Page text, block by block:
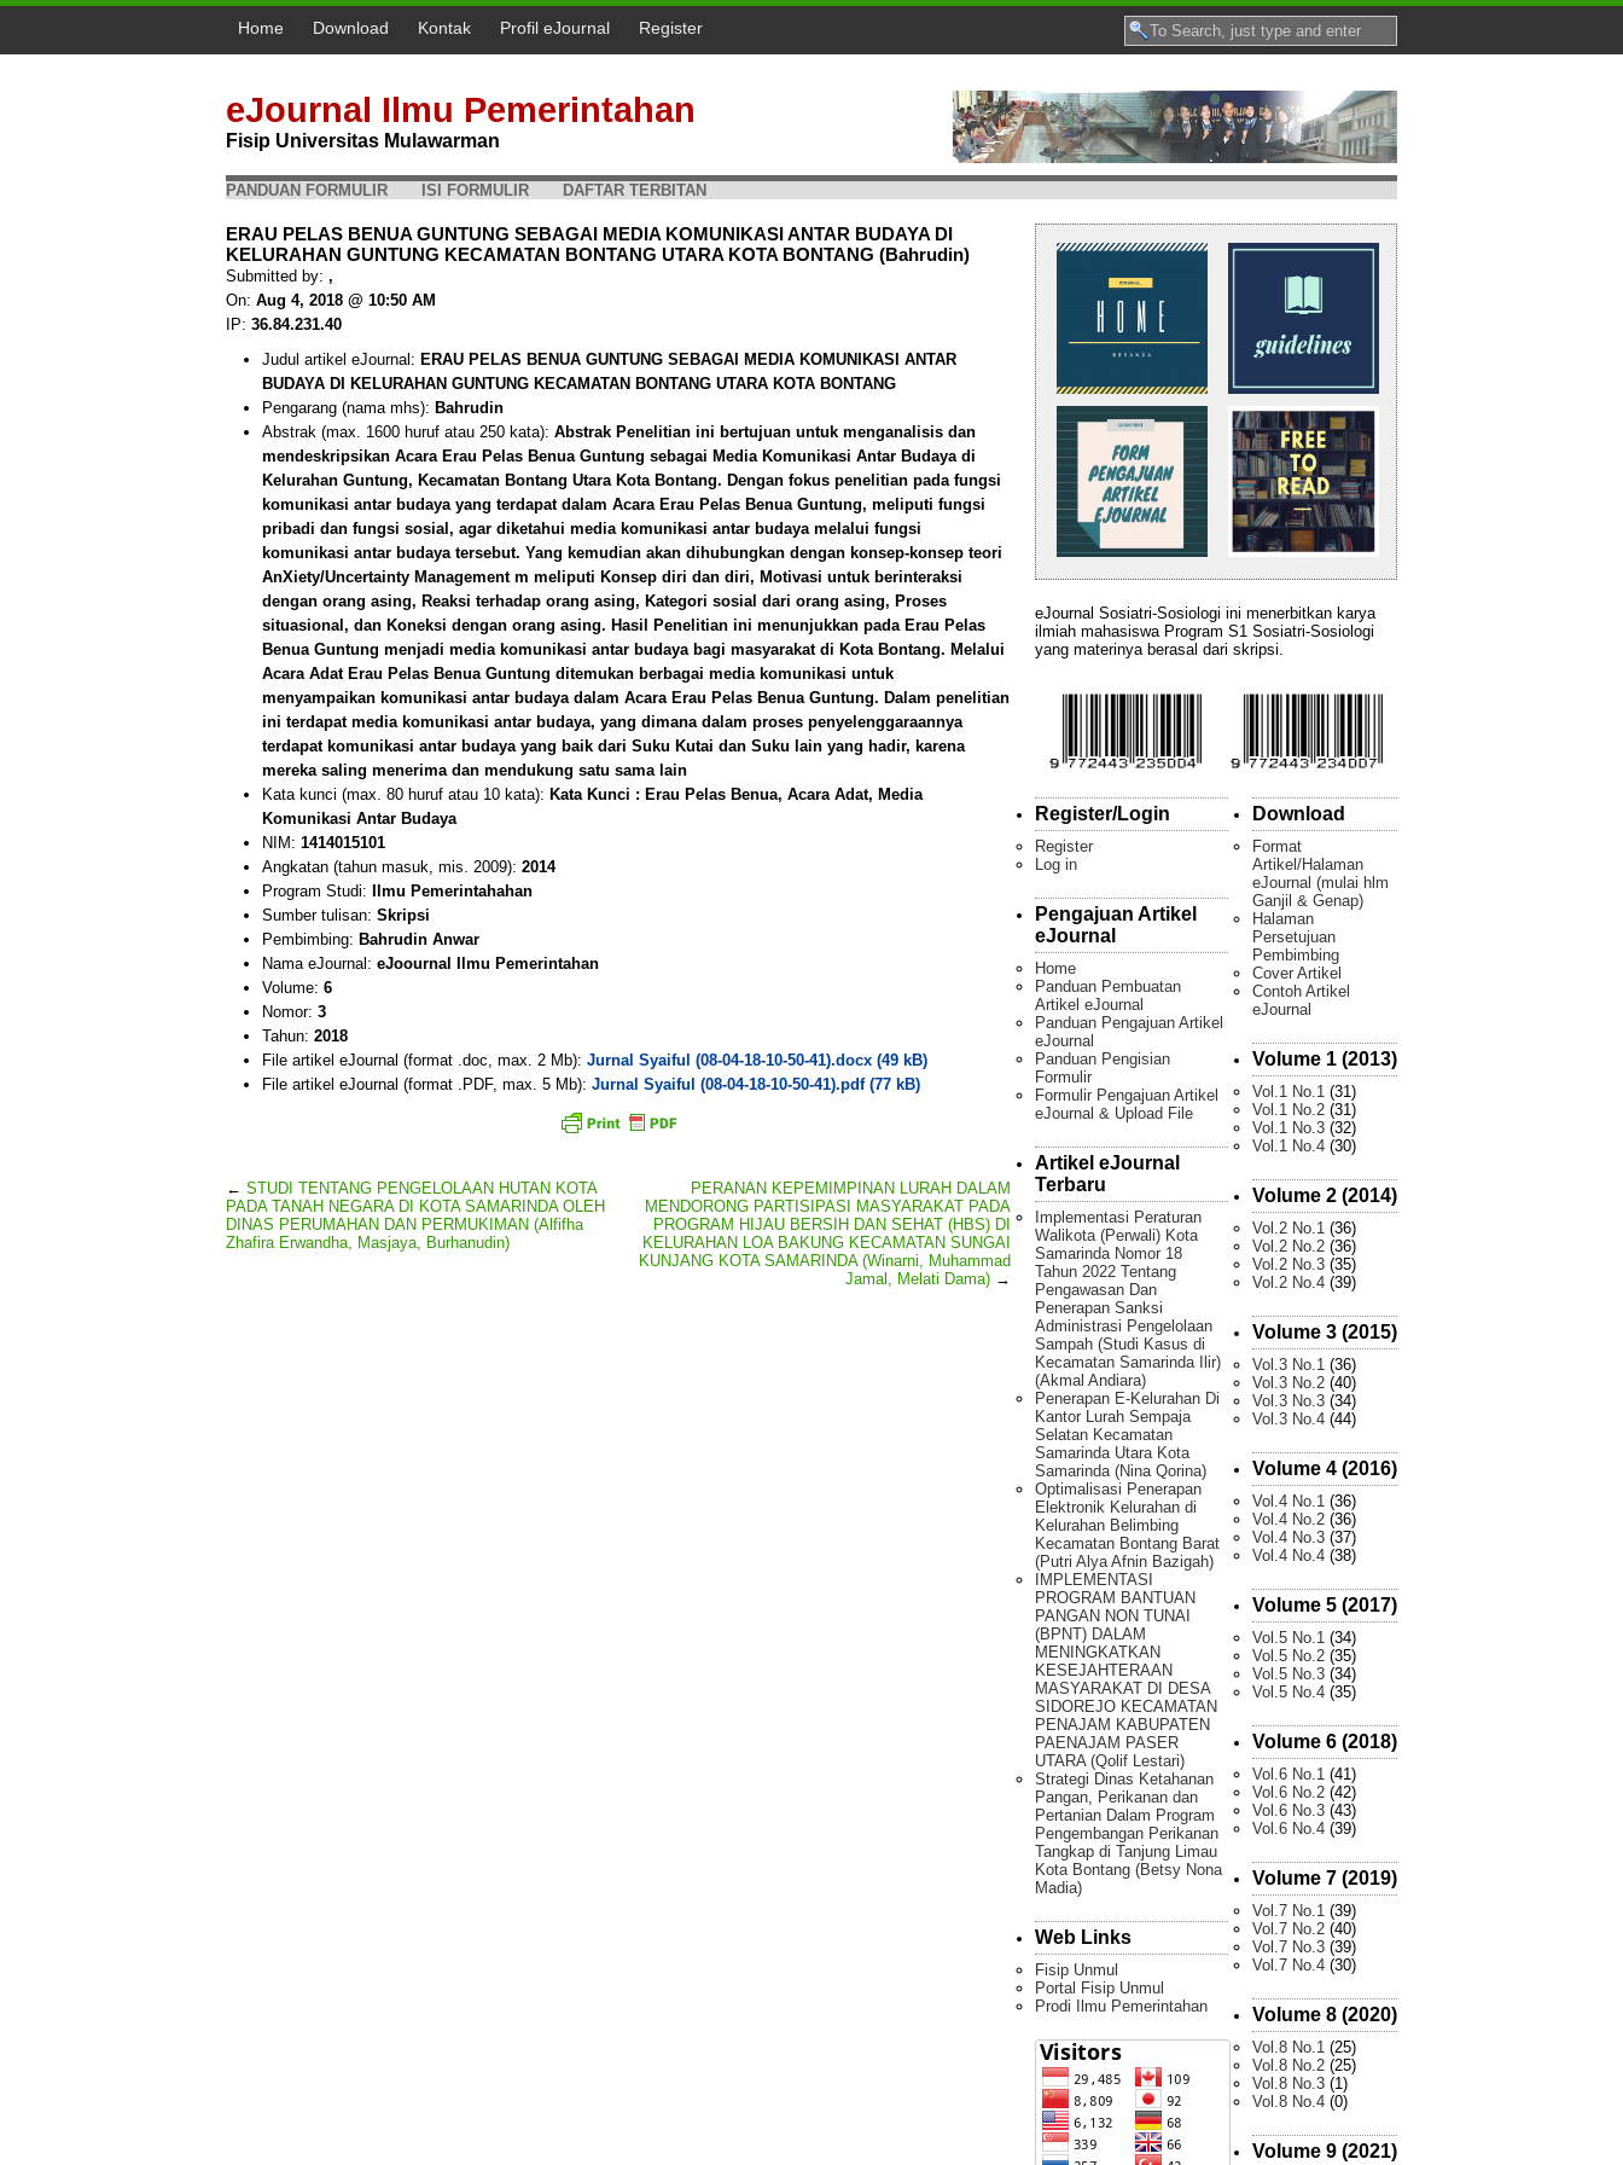
Home Download Kontak Profil eJournal Register
eJournal Ilmu Pemerintahan
Fisip Universitas Mulawarman
PANDUAN FORMULIR ISI FORMULIR DAFTAR TERBITAN
ERAU PELAS BENUA GUNTUNG SEBAGAI MEDIA KOMUNIKASI ANTAR BUDAYA DI
KELURAHAN GUNTUNG KECAMATAN BONTANG UTARA KOTA BONTANG (Bahrudin)
Submitted by: ,
On: Aug 4, 2018 @ 10:50 AM
IP: 36.84.231.40
Judul artikel eJournal: ERAU PELAS BENUA GUNTUNG SEBAGAI MEDIA KOMUNIKASI ANTAR
BUDAYA DI KELURAHAN GUNTUNG KECAMATAN BONTANG UTARA KOTA BONTANG
Pengarang (nama mhs): Bahrudin
Abstrak (max. 1600 huruf atau 250 kata): Abstrak Penelitian ini bertujuan untuk menganalisis dan
mendeskripsikan Acara Erau Pelas Benua Guntung sebagai Media Komunikasi Antar Budaya di
Kelurahan Guntung, Kecamatan Bontang Utara Kota Bontang. Dengan fokus penelitian pada fungsi
komunikasi antar budaya yang terdapat dalam Acara Erau Pelas Benua Guntung, meliputi fungsi
pribadi dan fungsi sosial, agar diketahui media komunikasi antar budaya melalui fungsi
komunikasi antar budaya tersebut. Yang kemudian akan dihubungkan dengan konsep-konsep teori
AnXiety/Uncertainty Management m meliputi Konsep diri dan diri, Motivasi untuk berinteraksi
dengan orang asing, Reaksi terhadap orang asing, Kategori sosial dari orang asing, Proses
situasional, dan Koneksi dengan orang asing. Hasil Penelitian ini menunjukkan pada Erau Pelas
Benua Guntung menjadi media komunikasi antar budaya bagi masyarakat di Kota Bontang. Melalui
Acara Adat Erau Pelas Benua Guntung ditemukan berbagai media komunikasi untuk
menyampaikan komunikasi antar budaya dalam Acara Erau Pelas Benua Guntung. Dalam penelitian
ini terdapat media komunikasi antar budaya, yang dimana dalam proses penyelenggaraannya
terdapat komunikasi antar budaya yang baik dari Suku Kutai dan Suku lain yang hadir, karena
mereka saling menerima dan mendukung satu sama lain
Kata kunci (max. 80 huruf atau 10 kata): Kata Kunci : Erau Pelas Benua, Acara Adat, Media
Komunikasi Antar Budaya
NIM: 1414015101
Angkatan (tahun masuk, mis. 2009): 2014
Program Studi:
Ilmu Pemerintahahan
Sumber tulisan: Skripsi
Pembimbing: Bahrudin Anwar
Nama eJournal: eJoournal Ilmu Pemerintahan
Volume: 6
Nomor: 3
Tahun: 2018
File artikel eJournal (format .doc, max. 2 Mb): Jurnal Syaiful (08-04-18-10-50-41).docx (49 kB)
File artikel eJournal (format .PDF, max. 5 Mb): Jurnal Syaiful (08-04-18-10-50-41).pdf (77 kB)
← STUDI TENTANG PENGELOLAAN HUTAN KOTA
PADA TANAH NEGARA DI KOTA SAMARINDA OLEH
DINAS PERUMAHAN DAN PERMUKIMAN (Alfifha
Zhafira Erwandha, Masjaya, Burhanudin)
PERANAN KEPEMIMPINAN LURAH DALAM
MENDORONG PARTISIPASI MASYARAKAT PADA
PROGRAM HIJAU BERSIH DAN SEHAT (HBS) DI
KELURAHAN LOA BAKUNG KECAMATAN SUNGAI
KUNJANG KOTA SAMARINDA (Winarni, Muhammad
Jamal, Melati Dama) →
eJournal Sosiatri-Sosiologi ini menerbitkan karya
ilmiah mahasiswa Program S1 Sosiatri-Sosiologi
yang materinya berasal dari skripsi.
Register/Login
Register
Log in
Pengajuan Artikel
eJournal
Home
Panduan Pembuatan
Artikel eJournal
Panduan Pengajuan Artikel
eJournal
Panduan Pengisian
Formulir
Formulir Pengajuan Artikel
eJournal & Upload File
Artikel eJournal
Terbaru
Implementasi Peraturan
Walikota (Perwali) Kota
Samarinda Nomor 18
Tahun 2022 Tentang
Pengawasan Dan
Penerapan Sanksi
Administrasi Pengelolaan
Sampah (Studi Kasus di
Kecamatan Samarinda Ilir)
(Akmal Andiara)
Penerapan E-Kelurahan Di
Kantor Lurah Sempaja
Selatan Kecamatan
Samarinda Utara Kota
Samarinda (Nina Qorina)
Optimalisasi Penerapan
Elektronik Kelurahan di
Kelurahan Belimbing
Kecamatan Bontang Barat
(Putri Alya Afnin Bazigah)
IMPLEMENTASI
PROGRAM BANTUAN
PANGAN NON TUNAI
(BPNT) DALAM
MENINGKATKAN
KESEJAHTERAAN
MASYARAKAT DI DESA
SIDOREJO KECAMATAN
PENAJAM KABUPATEN
PAENAJAM PASER
UTARA (Qolif Lestari)
Strategi Dinas Ketahanan
Pangan, Perikanan dan
Pertanian Dalam Program
Pengembangan Perikanan
Tangkap di Tanjung Limau
Kota Bontang (Betsy Nona
Madia)
Web Links
Fisip Unmul
Portal Fisip Unmul
Prodi Ilmu Pemerintahan
Download
Format
Artikel/Halaman
eJournal (mulai hlm
Ganjil & Genap)
Halaman
Persetujuan
Pembimbing
Cover Artikel
Contoh Artikel
eJournal
Volume 1 (2013)
Vol.1 No.1 (31)
Vol.1 No.2 (31)
Vol.1 No.3 (32)
Vol.1 No.4 (30)
Volume 2 (2014)
Vol.2 No.1 (36)
Vol.2 No.2 (36)
Vol.2 No.3 (35)
Vol.2 No.4 (39)
Volume 3 (2015)
Vol.3 No.1 (36)
Vol.3 No.2 (40)
Vol.3 No.3 (34)
Vol.3 No.4 (44)
Volume 4 (2016)
Vol.4 No.1 (36)
Vol.4 No.2 (36)
Vol.4 No.3 (37)
Vol.4 No.4 (38)
Volume 5 (2017)
Vol.5 No.1 (34)
Vol.5 No.2 (35)
Vol.5 No.3 (34)
Vol.5 No.4 (35)
Volume 6 (2018)
Vol.6 No.1 (41)
Vol.6 No.2 (42)
Vol.6 No.3 (43)
Vol.6 No.4 (39)
Volume 7 (2019)
Vol.7 No.1 (39)
Vol.7 No.2 (40)
Vol.7 No.3 (39)
Vol.7 No.4 (30)
Volume 8 (2020)
Vol.8 No.1 (25)
Vol.8 No.2 (25)
Vol.8 No.3 (1)
Vol.8 No.4 (0)
Volume 9 (2021)